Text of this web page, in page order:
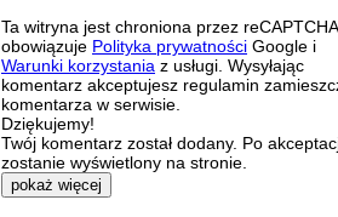
Ta witryna jest chroniona przez
obowiązuje Polityka prywatności Google i
Warunki korzystania z usługi. Wysyłając
komentarz akceptujesz regulamin
komentarza w serwisie.
Dziękujemy!
Twój komentarz został dodany. Po
zostanie wyświetlony na stronie.
pokaż więcej